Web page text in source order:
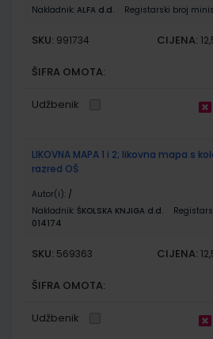
Nakladnik: ALFA d.d. Registarski broj
SKU: 991734 CIJENA:
ŠIFRA OMOTA:
Udžbenik
LIKOVNA MAPA 1 i 2; likovna mapa s
razred OŠ
Autor(i): /
Nakladnik: ŠKOLSKA KNJIGA d.d.
014174
SKU: 569363 CIJENA:
ŠIFRA OMOTA:
Udžbenik